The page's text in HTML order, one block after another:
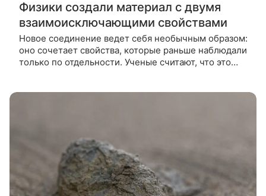
Физики создали материал с двумя
взаимоисключающими свойствами
Новое соединение ведет себя необычным образом:
оно сочетает свойства, которые раньше наблюдали
только по отдельности. Ученые считают, что это